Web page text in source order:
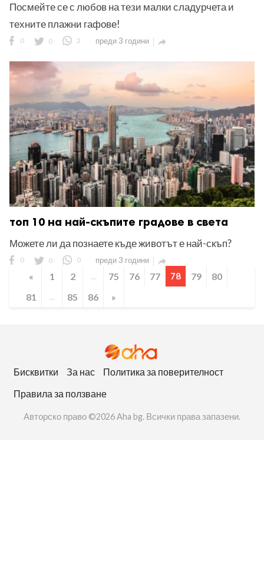
Посмейте се с любов на тези малки сладурчета и
техните плажни гафове!
0 0 2 преди 3 години 
топ 10 на най-скъпите градове в света
Можете ли да познаете къде животът е най-скъп?
0 0 0 преди 3 години 
« 1 2 ... 75 76 77 78 79
80
81
... 85 86 »
Бисквитки За нас
Политика за поверителност
Правила за ползване
Авторско право ©2026 Aha bg. Всички права запазени.